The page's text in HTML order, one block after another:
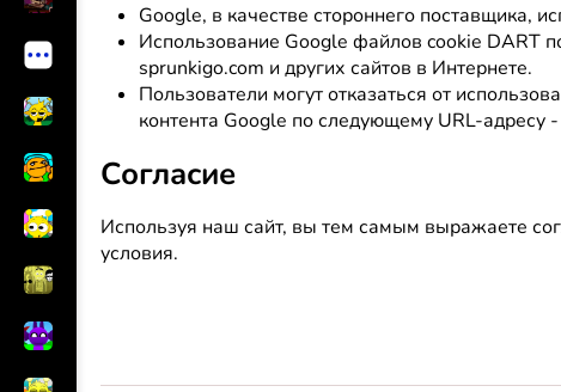
Google, в качестве стороннего поставщика,
Использование Google файлов cookie DART
sprunkigo.com и других сайтов в Интернете.
Пользователи могут отказаться от
контента Google по следующему URL-адресу -
Согласие
Используя наш сайт, вы тем самым выражаете
условия.